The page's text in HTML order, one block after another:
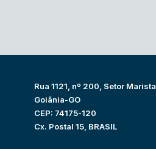
Rua 1121, nº 200, Setor Marista
Goiânia-GO
CEP: 74175-120
Cx. Postal 15, BRASIL